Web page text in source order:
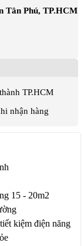
Tân Phú, TP.HCM
TP.HCM
nhận hàng
15 - 20m2
kiệm điện năng